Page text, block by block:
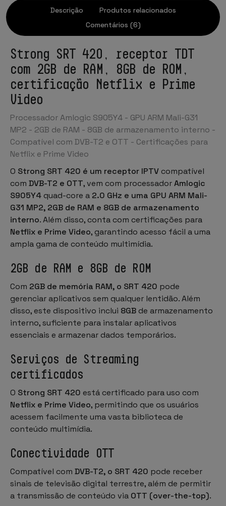
Descrição
Produtos relacionados
Comentários (6)
Strong SRT 420, receptor TDT
com 2GB de RAM, 8GB de ROM,
certificação Netflix e Prime
Video
Processador Amlogic S905Y4 - GPU ARM Mali-G31
MP2 - 2GB de RAM - 8GB de armazenamento interno -
Compatível com DVB-T2 e OTT - Certificações para
Netflix e Prime Video
O Strong SRT 420 é um receptor IPTV compatível
com DVB-T2 e OTT, vem com processadorAmlogic
S905Y4 quad-core a 2.0 GHz e uma GPU ARM Mali-
G31 MP2, 2GB de RAM e 8GB de armazenamento
interno. Além disso, conta com certificações para
Netflix e Prime Video, garantindo acesso fácil a uma
ampla gama de conteúdo multimídia.
2GB de RAM e 8GB de ROM
Com 2GB de memória RAM, o SRT 420 pode
gerenciar aplicativos sem qualquer lentidão. Além
disso, este dispositivo inclui 8GB de armazenamento
interno, suficiente para instalar aplicativos
essenciais e armazenar dados temporários.
Serviços de Streaming
certificados
O Strong SRT 420 está certificado para uso com
Netflix e Prime Video, permitindo que os usuários
acessem facilmente uma vasta biblioteca de
conteúdo multimídia.
Conectividade OTT
Compatível com DVB-T2, o SRT 420 pode receber
sinais de televisão digital terrestre, além de permitir
a transmissão de conteúdo via OTT (over-the-top).